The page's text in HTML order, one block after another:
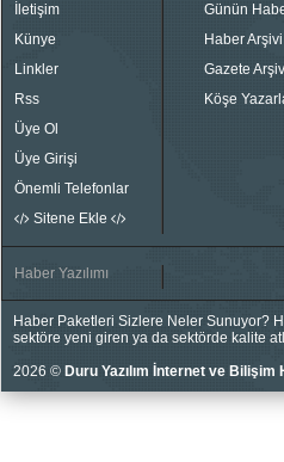
İletişim
Künye
Linkler
Rss
Üye Ol
Üye Girişi
Önemli Telefonlar
Sitene Ekle
Günün
Haber Arşivi
Gazete
Köşe
Haber Yazılımı
Haber Paketleri Sizlere Neler Sunuyor?
sektöre yeni giren ya da sektörde kalite
2026 © Duru Yazılım İnternet ve Bilişim